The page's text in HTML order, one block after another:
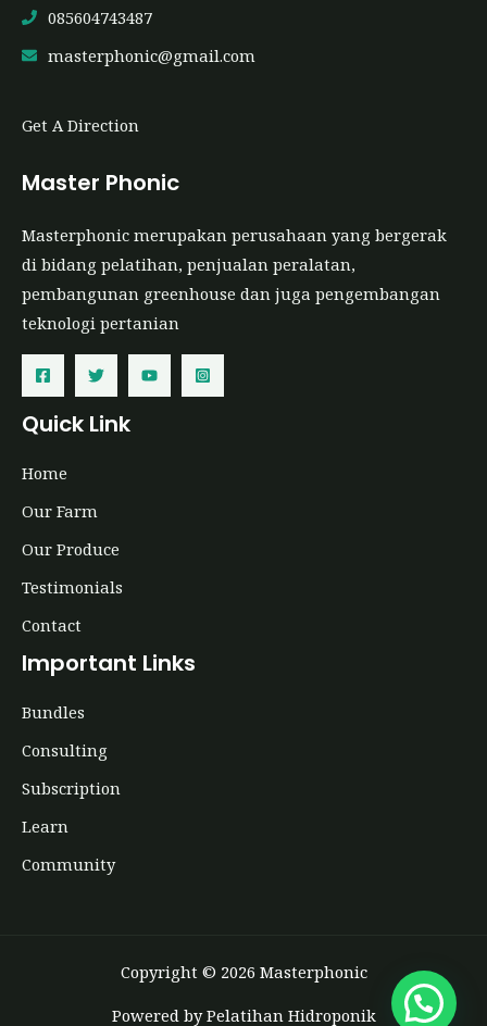
085604743487
masterphonic@gmail.com
Get A Direction
Master Phonic
Masterphonic merupakan perusahaan yang bergerak
di bidang pelatihan, penjualan peralatan,
pembangunan greenhouse dan juga pengembangan
teknologi pertanian
Quick Link
Home
Our Farm
Our Produce
Testimonials
Contact
Important Links
Bundles
Consulting
Subscription
Learn
Community
Copyright © 2026 Masterphonic
Powered by Pelatihan Hidroponik